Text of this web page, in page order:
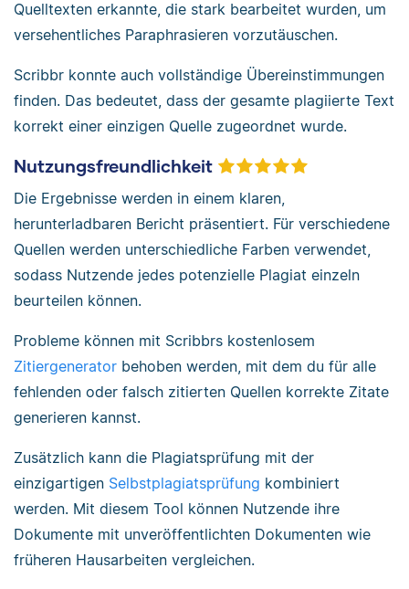
Quelltexten erkannte, die stark bearbeitet wurden, um
versehentliches Paraphrasieren vorzutäuschen.
Scribbr konnte auch vollständige Übereinstimmungen
finden. Das bedeutet, dass der gesamte plagiierte Text
korrekt einer einzigen Quelle zugeordnet wurde.
Nutzungsfreundlichkeit
Die Ergebnisse werden in einem klaren,
herunterladbaren Bericht präsentiert. Für verschiedene
Quellen werden unterschiedliche Farben verwendet,
sodass Nutzende jedes potenzielle Plagiat einzeln
beurteilen können.
Probleme können mit Scribbrs kostenlosem
Zitiergenerator behoben werden, mit dem du für alle
fehlenden oder falsch zitierten Quellen korrekte Zitate
generieren kannst.
Zusätzlich kann die Plagiatsprüfung mit der
einzigartigen Selbstplagiatsprüfung kombiniert
werden. Mit diesem Tool können Nutzende ihre
Dokumente mit unveröffentlichten Dokumenten wie
früheren Hausarbeiten vergleichen.